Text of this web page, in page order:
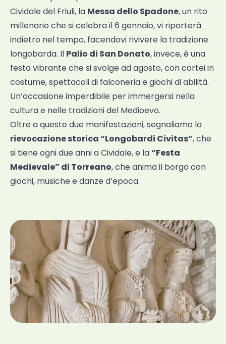
Cividale del Friuli, la Messa dello Spadone, un rito
millenario che si celebra il 6 gennaio, vi riporterà
indietro nel tempo, facendovi rivivere la tradizione
longobarda. Il Palio di San Donato, invece, è una
festa vibrante che si svolge ad agosto, con cortei in
costume, spettacoli di falconeria e giochi di abilità.
Un’occasione imperdibile per immergersi nella
cultura e nelle tradizioni del Medioevo.
Oltre a queste due manifestazioni, segnaliamo la
rievocazione storica “Longobardi Civitas”, che
si tiene ogni due anni a Cividale, e la“Festa
Medievale” di Torreano, che anima il borgo con
giochi, musiche e danze d’epoca.